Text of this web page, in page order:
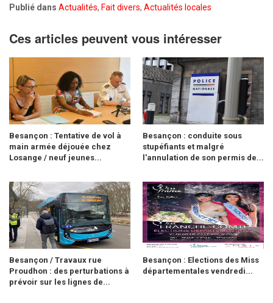
Publié dans Actualités, Fait divers, Actualités locales
Ces articles peuvent vous intéresser
Besançon : Tentative de vol à
main armée déjouée chez
Losange / neuf jeunes...
Besançon : conduite sous
stupéfiants et malgré
l'annulation de son permis de...
Besançon / Travaux rue
Proudhon : des perturbations à
prévoir sur les lignes de...
Besançon : Elections des Miss
départementales vendredi...